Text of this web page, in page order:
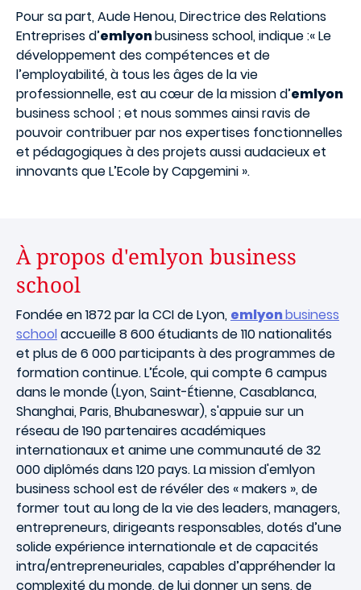
Pour sa part, Aude Henou, Directrice des Relations
Entreprises d’emlyonbusiness school, indique :« Le
développement des compétences et de
l’employabilité, à tous les âges de la vie
professionnelle, est au cœur de la mission d’emlyon
business school ; et nous sommes ainsi ravis de
pouvoir contribuer par nos expertises fonctionnelles
et pédagogiques à des projets aussi audacieux et
innovants que L’Ecole by Capgemini ».
À propos d'emlyon business
school
Fondée en 1872 par la CCI de Lyon, emlyonbusiness
school accueille 8 600 étudiants de 110 nationalités
et plus de 6 000 participants à des programmes de
formation continue. L’École, qui compte 6 campus
dans le monde (Lyon, Saint-Étienne, Casablanca,
Shanghai, Paris, Bhubaneswar), s'appuie sur un
réseau de 190 partenaires académiques
internationaux et anime une communauté de 32
000 diplômés dans 120 pays. La mission d'emlyon
business school est de révéler des « makers », de
former tout au long de la vie des leaders, managers,
entrepreneurs, dirigeants responsables, dotés d’une
solide expérience internationale et de capacités
intra/entrepreneuriales, capables d’appréhender la
complexité du monde, de lui donner un sens, de